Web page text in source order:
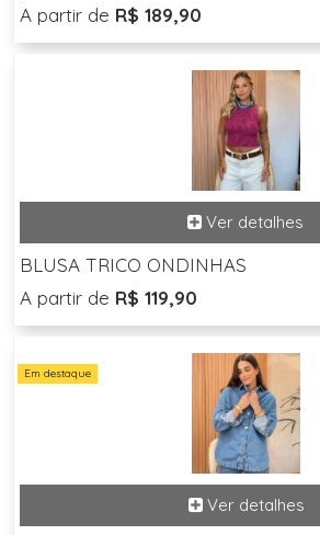
A partir de R$ 189,90
BLUSA TRICO ONDINHAS
A partir de R$ 119,90
Em destaque